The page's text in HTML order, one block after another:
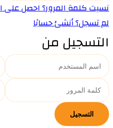
نسيت كلمة المرور؟ احصل على
لم تسجل؟ أنشئ حسابًا
التسجيل من